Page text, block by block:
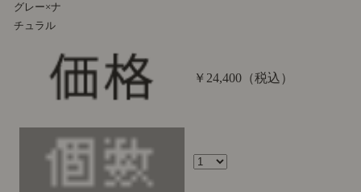
グレー×ナ
チュラル
￥24,400 （税込）